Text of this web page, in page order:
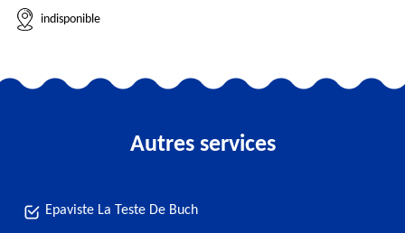
indisponible
Autres services
Epaviste La Teste De Buch